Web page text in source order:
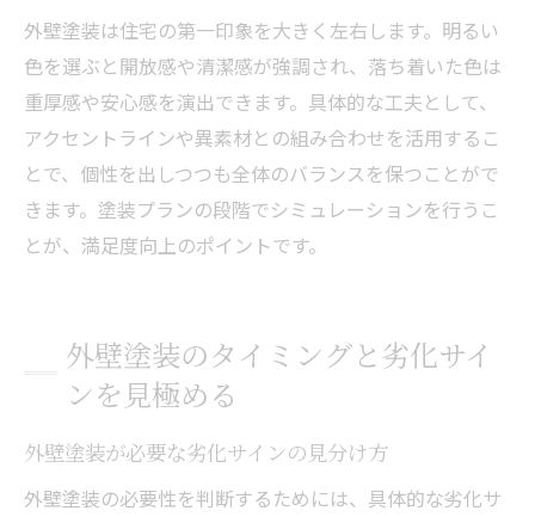
外壁塗装は住宅の第一印象を大きく左右します。明るい
色を選ぶと開放感や清潔感が強調され、落ち着いた色は
重厚感や安心感を演出できます。具体的な工夫として、
アクセントラインや異素材との組み合わせを活用するこ
とで、個性を出しつつも全体のバランスを保つことがで
きます。塗装プランの段階でシミュレーションを行うこ
とが、満足度向上のポイントです。
外壁塗装のタイミングと劣化サイ
ンを見極める
外壁塗装が必要な劣化サインの見分け方
外壁塗装の必要性を判断するためには、具体的な劣化サ